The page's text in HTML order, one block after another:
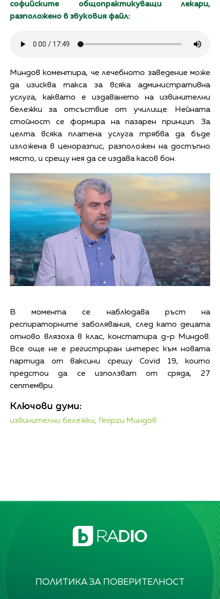
софийските общопрактикуващи лекари,
разположено в звуковия файл:
Миндов коментира, че лечебното заведение може
да изисква такса за всяка административна
услуга, каквато е издаването на извинителни
бележки за отсъствие от училище. Нейната
стойност се формира на пазарен принцип. За
целта всяка платена услуга трябва да бъде
изложена в ценоразпис, разположен на достъпно
място, и срещу нея да се издава касов бон.
В момента се наблюдава ръст на
респираторните заболявания, след като децата
отново влязоха в клас, констатира д-р Миндов.
Все още не е регистриран интерес към новата
партида от ваксини срещу Covid 19, които
предстои да се използват от сряда, 27
септември.
Ключови думи:
извинителни бележки, Георги Миндов
ПОЛИТИКА ЗА ПОВЕРИТЕЛНОСТ